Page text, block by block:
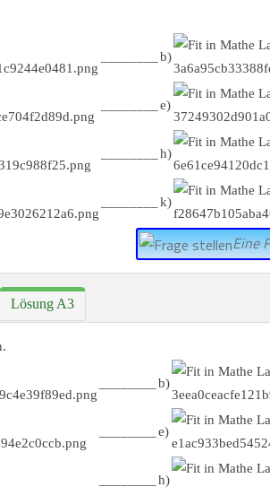
b)
e)
h)
k)
Eine
Lösung A3
b)
e)
h)